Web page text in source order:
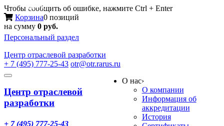
Чтобы сообщить об ошибке, нажмите Ctrl + Enter
Корзина0 позиций
на сумму 0 руб.
Персональный раздел
Центр отраслевой разработки
+ 7 (495) 777-25-43 otr@otr.rarus.ru
Toggle
Меню
Центр отраслевой
разработки
+ 7 (495) 777-25-43
О нас›
О компании
Информация об
аккредитации
История